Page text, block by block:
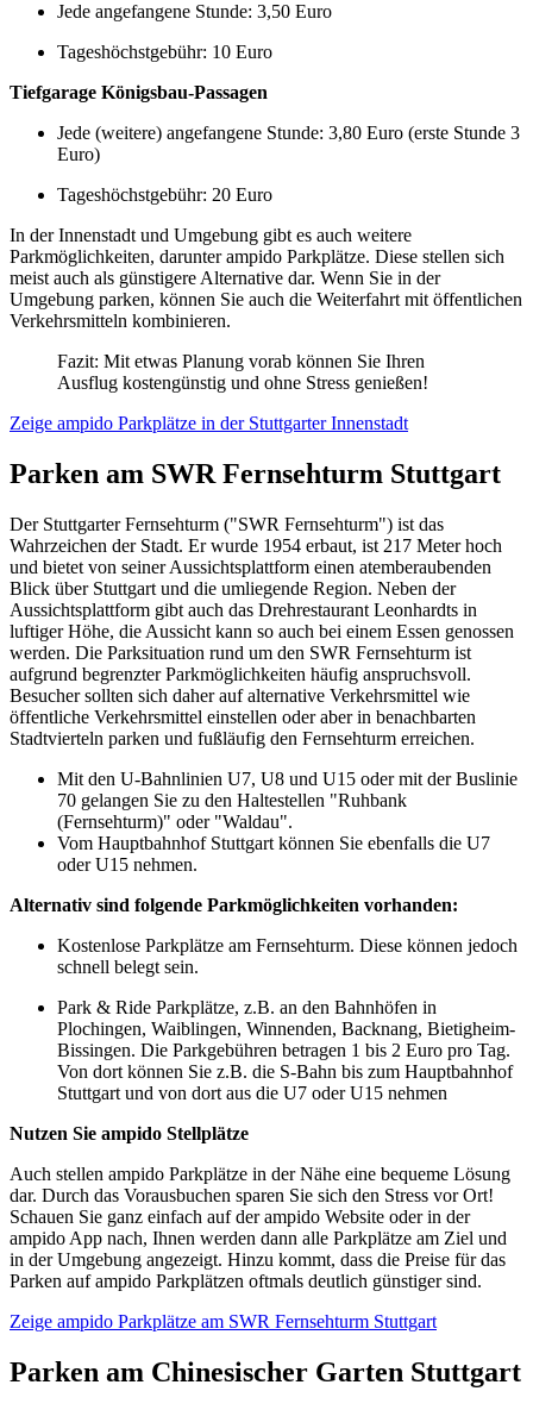
Jede angefangene Stunde: 3,50 Euro
Tageshöchstgebühr: 10 Euro
Tiefgarage Königsbau-Passagen
Jede (weitere) angefangene Stunde: 3,80 Euro (erste Stunde 3
Euro)
Tageshöchstgebühr: 20 Euro
In der Innenstadt und Umgebung gibt es auch weitere
Parkmöglichkeiten, darunter ampido Parkplätze. Diese stellen sich
meist auch als günstigere Alternative dar. Wenn Sie in der
Umgebung parken, können Sie auch die Weiterfahrt mit öffentlichen
Verkehrsmitteln kombinieren.
Fazit: Mit etwas Planung vorab können Sie Ihren
Ausflug kostengünstig und ohne Stress genießen!
Zeige ampido Parkplätze in der Stuttgarter Innenstadt
Parken am SWR Fernsehturm Stuttgart
Der Stuttgarter Fernsehturm ("SWR Fernsehturm") ist das
Wahrzeichen der Stadt. Er wurde 1954 erbaut, ist 217 Meter hoch
und bietet von seiner Aussichtsplattform einen atemberaubenden
Blick über Stuttgart und die umliegende Region. Neben der
Aussichtsplattform gibt auch das Drehrestaurant Leonhardts in
luftiger Höhe, die Aussicht kann so auch bei einem Essen genossen
werden. Die Parksituation rund um den SWR Fernsehturm ist
aufgrund begrenzter Parkmöglichkeiten häufig anspruchsvoll.
Besucher sollten sich daher auf alternative Verkehrsmittel wie
öffentliche Verkehrsmittel einstellen oder aber in benachbarten
Stadtvierteln parken und fußläufig den Fernsehturm erreichen.
Mit den U-Bahnlinien U7, U8 und U15 oder mit der Buslinie
70 gelangen Sie zu den Haltestellen "Ruhbank
(Fernsehturm)" oder "Waldau".
Vom Hauptbahnhof Stuttgart können Sie ebenfalls die U7
oder U15 nehmen.
Alternativ sind folgende Parkmöglichkeiten vorhanden:
Kostenlose Parkplätze am Fernsehturm. Diese können jedoch
schnell belegt sein.
Park & Ride Parkplätze, z.B. an den Bahnhöfen in
Plochingen, Waiblingen, Winnenden, Backnang, Bietigheim-
Bissingen. Die Parkgebühren betragen 1 bis 2 Euro pro Tag.
Von dort können Sie z.B. die S-Bahn bis zum Hauptbahnhof
Stuttgart und von dort aus die U7 oder U15 nehmen
Nutzen Sie ampido Stellplätze
Auch stellen ampido Parkplätze in der Nähe eine bequeme Lösung
dar. Durch das Vorausbuchen sparen Sie sich den Stress vor Ort!
Schauen Sie ganz einfach auf der ampido Website oder in der
ampido App nach, Ihnen werden dann alle Parkplätze am Ziel und
in der Umgebung angezeigt. Hinzu kommt, dass die Preise für das
Parken auf ampido Parkplätzen oftmals deutlich günstiger sind.
Zeige ampido Parkplätze am SWR Fernsehturm Stuttgart
Parken am Chinesischer Garten Stuttgart